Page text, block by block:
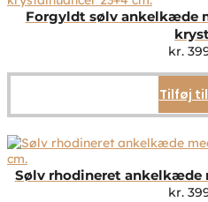
Forgyldt sølv ankelkæde
kr.
Tilføj
Sølv rhodineret ankelkæde
kr.